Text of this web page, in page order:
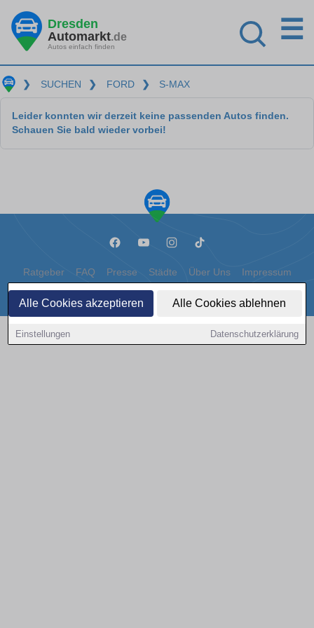
Alle Cookies akzeptieren Alle Cookies ablehnen
Einstellungen Datenschutzerklärung
Dresden
Automarkt.de
Autos einfach finden
☰
❯ SUCHEN ❯ FORD ❯ S-MAX
Leider konnten wir derzeit keine passenden Autos finden.
Schauen Sie bald wieder vorbei!
Ratgeber FAQ Presse Städte Über Uns Impressum
Datenschutz Cookies
Copyright © 2000 - 2026 | 1A Infosysteme GmbH | Content by: 1a-sites-autos